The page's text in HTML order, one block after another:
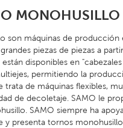
MONOHUSILLO
son máquinas de producción
piezas de piezas a
están disponibles en
permitiendo la
trata de máquinas flexibles,
de decoletaje. SAMO le
SAMO siempre ha
y presenta tornos